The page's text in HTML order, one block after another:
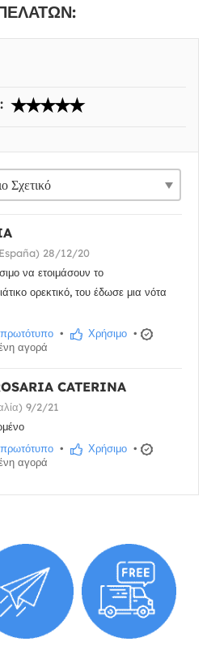
28/12/20
να ετοιμάσουν το
ορεκτικό, του έδωσε μια νότα
πρωτότυπο • Χρήσιμο •
αγορά
CATERINA
9/2/21
πρωτότυπο • Χρήσιμο •
αγορά